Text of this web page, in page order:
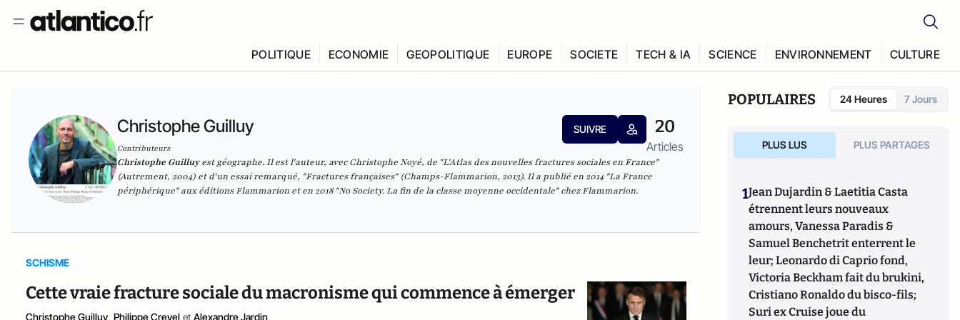
POLITIQUE ECONOMIE GEOPOLITIQUE EUROPE SOCIETE TECH & IA SCIENCE ENVIRONNEMENT CULTURE
Christophe Guilluy
Contributeurs
SUIVRE 20
Articles
Christophe Guilluyest géographe. Il est l'auteur, avec Christophe Noyé, de "L'Atlas des nouvelles fractures sociales en France"
(Autrement, 2004) et d'un essai remarqué, "Fractures françaises" (Champs-Flammarion, 2013). Il a publié en 2014 "La France
périphérique" aux éditions Flammarion et en 2018 "No Society. La fin de la classe moyenne occidentale" chez Flammarion.
SCHISME
Cette vraie fracture sociale du macronisme qui commence à émerger
Christophe Guilluy, Philippe Crevel et Alexandre Jardin
POPULAIRES 24 Heures 7 Jours
PLUS LUS PLUS PARTAGES
1Jean Dujardin & Laetitia Casta
étrennent leurs nouveaux
amours, Vanessa Paradis &
Samuel Benchetrit enterrent le
leur; Leonardo di Caprio fond,
Victoria Beckham fait du brukini,
Cristiano Ronaldo du bisco-fils;
Suri ex Cruise joue du